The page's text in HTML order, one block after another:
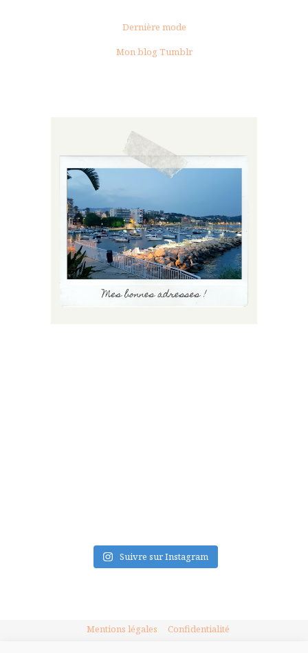
Dernière mode
Mon blog Tumblr
Suivre sur Instagram
Mentions légales Confidentialité